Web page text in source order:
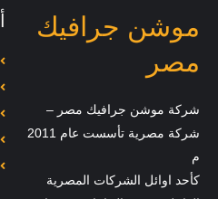
موشن جرافيك
مصر
شركة موشن جرافيك مصر –
شركة مصرية تأسست عام 2011
م
كأحد اوائل الشركات المصرية